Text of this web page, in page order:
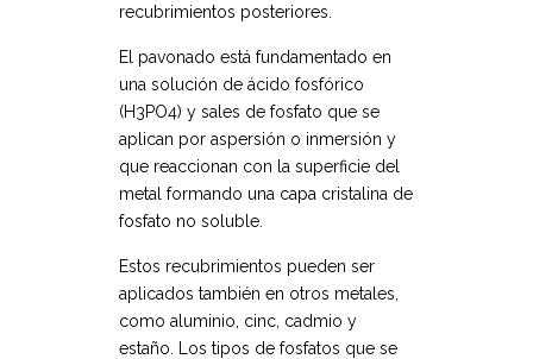
recubrimientos posteriores.
El pavonado está fundamentado en
una solución de ácido fosfórico
(H3PO4) y sales de fosfato que se
aplican por aspersión o inmersión y
que reaccionan con la superficie del
metal formando una capa cristalina de
fosfato no soluble.
Estos recubrimientos pueden ser
aplicados también en otros metales,
como aluminio, cinc, cadmio y
estaño. Los tipos de fosfatos que se